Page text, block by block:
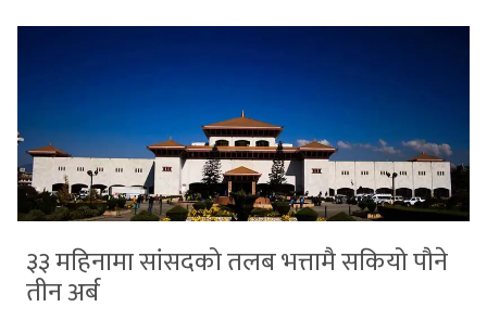
३३ महिनामा सांसदको तलब भत्तामै सकियो पौने
तीन अर्ब